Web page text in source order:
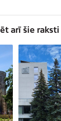
arī šie raksti